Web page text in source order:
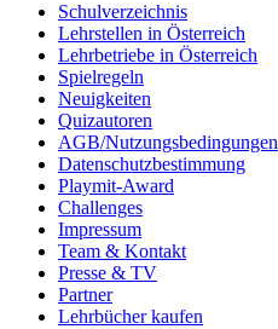
Schulverzeichnis
Lehrstellen in Österreich
Lehrbetriebe in Österreich
Spielregeln
Neuigkeiten
Quizautoren
AGB/Nutzungsbedingungen
Datenschutzbestimmung
Playmit-Award
Challenges
Impressum
Team & Kontakt
Presse & TV
Partner
Lehrbücher kaufen